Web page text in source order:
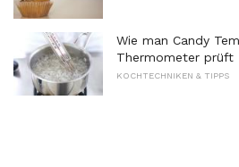
Wie man Candy
Thermometer prüft
KOCHTECHNIKEN & TIPPS